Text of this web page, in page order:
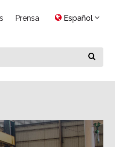
Prensa Español